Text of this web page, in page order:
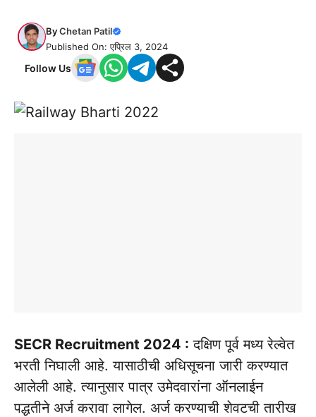
ByChetan Patil
Published On: एप्रिल 3, 2024
Follow Us
SECR Recruitment 2024 : दक्षिण पूर्व मध्य रेल्वेत
भरती निघाली आहे. यासाठीची अधिसूचना जारी करण्यात
आलेली आहे. त्यानुसार पात्र उमेदवारांना ऑनलाईन
पद्धतीने अर्ज करावा लागेल. अर्ज करण्याची शेवटची तारीख